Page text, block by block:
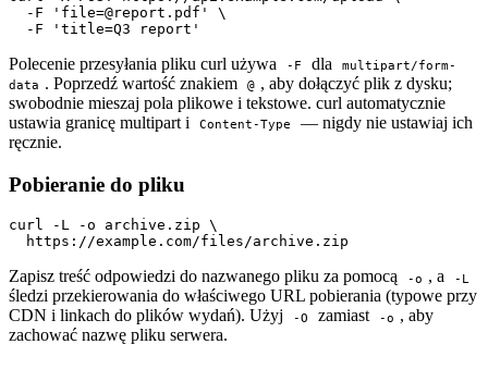
  -F 'file=@report.pdf' \
  -F 'title=Q3 report'
Polecenie przesyłania pliku curl używa -F dla
multipart/form-
data . Poprzedź wartość znakiem @ , aby dołączyć plik z dysku;
swobodnie mieszaj pola plikowe i tekstowe. curl automatycznie
ustawia granicę multipart i
Content-Type
— nigdy nie ustawiaj ich
ręcznie.
Pobieranie do pliku
curl -L -o archive.zip \
  https://example.com/files/archive.zip
Zapisz treść odpowiedzi do nazwanego pliku za pomocą -o , a -L
śledzi przekierowania do właściwego URL pobierania (typowe przy
CDN i linkach do plików wydań). Użyj
-O zamiast -o , aby
zachować nazwę pliku serwera.